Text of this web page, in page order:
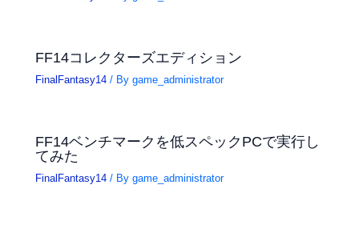
FF14コレクターズエディション
FinalFantasy14 / Bygame_administrator
FF14ベンチマークを低スペックPCで実行し
てみた
FinalFantasy14 / Bygame_administrator